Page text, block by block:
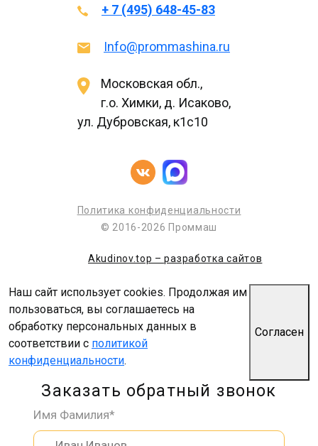
+ 7 (495) 648-45-83
Info@prommashina.ru
Московская обл.,
г.о. Химки, д. Исаково,
ул. Дубровская, к1с10
Политика конфиденциальности
© 2016-2026 Проммаш
Akudinov.top – разработка сайтов
Наш сайт использует cookies. Продолжая им
пользоваться, вы соглашаетесь на
обработку персональных данных в
соответствии с политикой
конфиденциальности.
Согласен
Заказать обратный звонок
Имя Фамилия*